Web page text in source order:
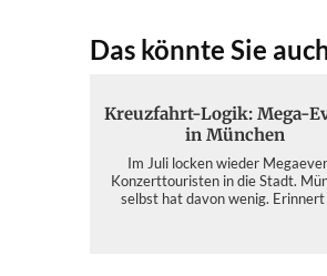
Das könnte Sie
Kreuzfahrt-Logik: Mega-
in München
Im Juli locken wieder
Konzerttouristen in die Stadt.
selbst hat davon wenig. Erinnert